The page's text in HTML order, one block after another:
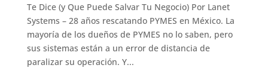
Te Dice (y Que Puede Salvar Tu Negocio) Por Lanet
Systems – 28 años rescatando PYMES en México. La
mayoría de los dueños de PYMES no lo saben, pero
sus sistemas están a un error de distancia de
paralizar su operación. Y...